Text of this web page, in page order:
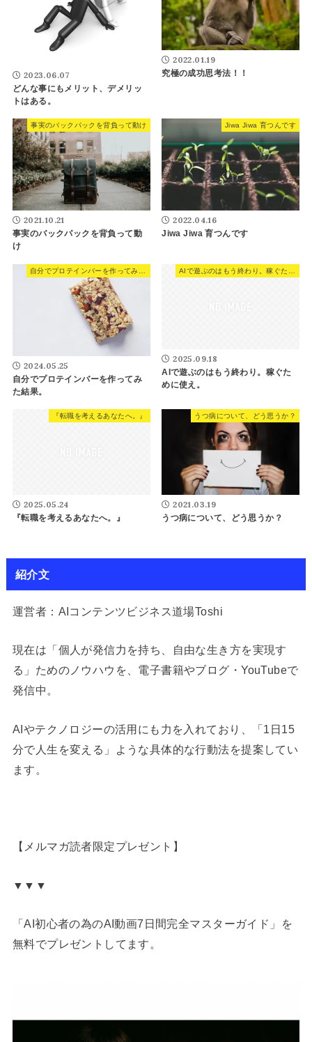
2023.06.07
どんな事にもメリット、デメリッ
トはある。
2022.01.19
究極の成功思考法！！
事実のバックパックを背負って動け
2021.10.21
事実のバックパックを背負って動
け
Jiwa Jiwa 育つんです
2022.04.16
Jiwa Jiwa 育つんです
2024.05.25
自分でプロテインバーを作ってみ
た結果。
2025.09.18
AIで遊ぶのはもう終わり。稼ぐた
めに使え。
『転職を考えるあなたへ。』
2025.05.24
『転職を考えるあなたへ。』
うつ病について、どう思うか？
2021.03.19
うつ病について、どう思うか？
紹介文
運営者：AIコンテンツビジネス道場Toshi
現在は「個人が発信力を持ち、自由な生き方を実現す
る」ためのノウハウを、電子書籍やブログ・YouTubeで
発信中。
AIやテクノロジーの活用にも力を入れており、「1日15
分で人生を変える」ような具体的な行動法を提案してい
ます。
【メルマガ読者限定プレゼント】
▼▼▼
「AI初心者の為のAI動画7日間完全マスターガイド」を
無料でプレゼントしてます。